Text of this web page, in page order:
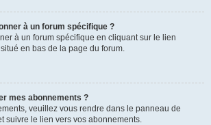
à un forum spécifique ?
à un forum spécifique en cliquant sur le lien
en bas de la page du forum.
mes abonnements ?
veuillez vous rendre dans le panneau de
suivre le lien vers vos abonnements.